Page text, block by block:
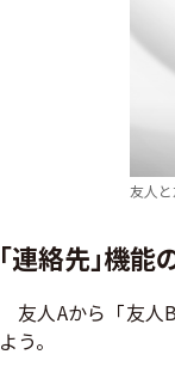
友人
「連絡先」機
友人Aから「友人
よう。